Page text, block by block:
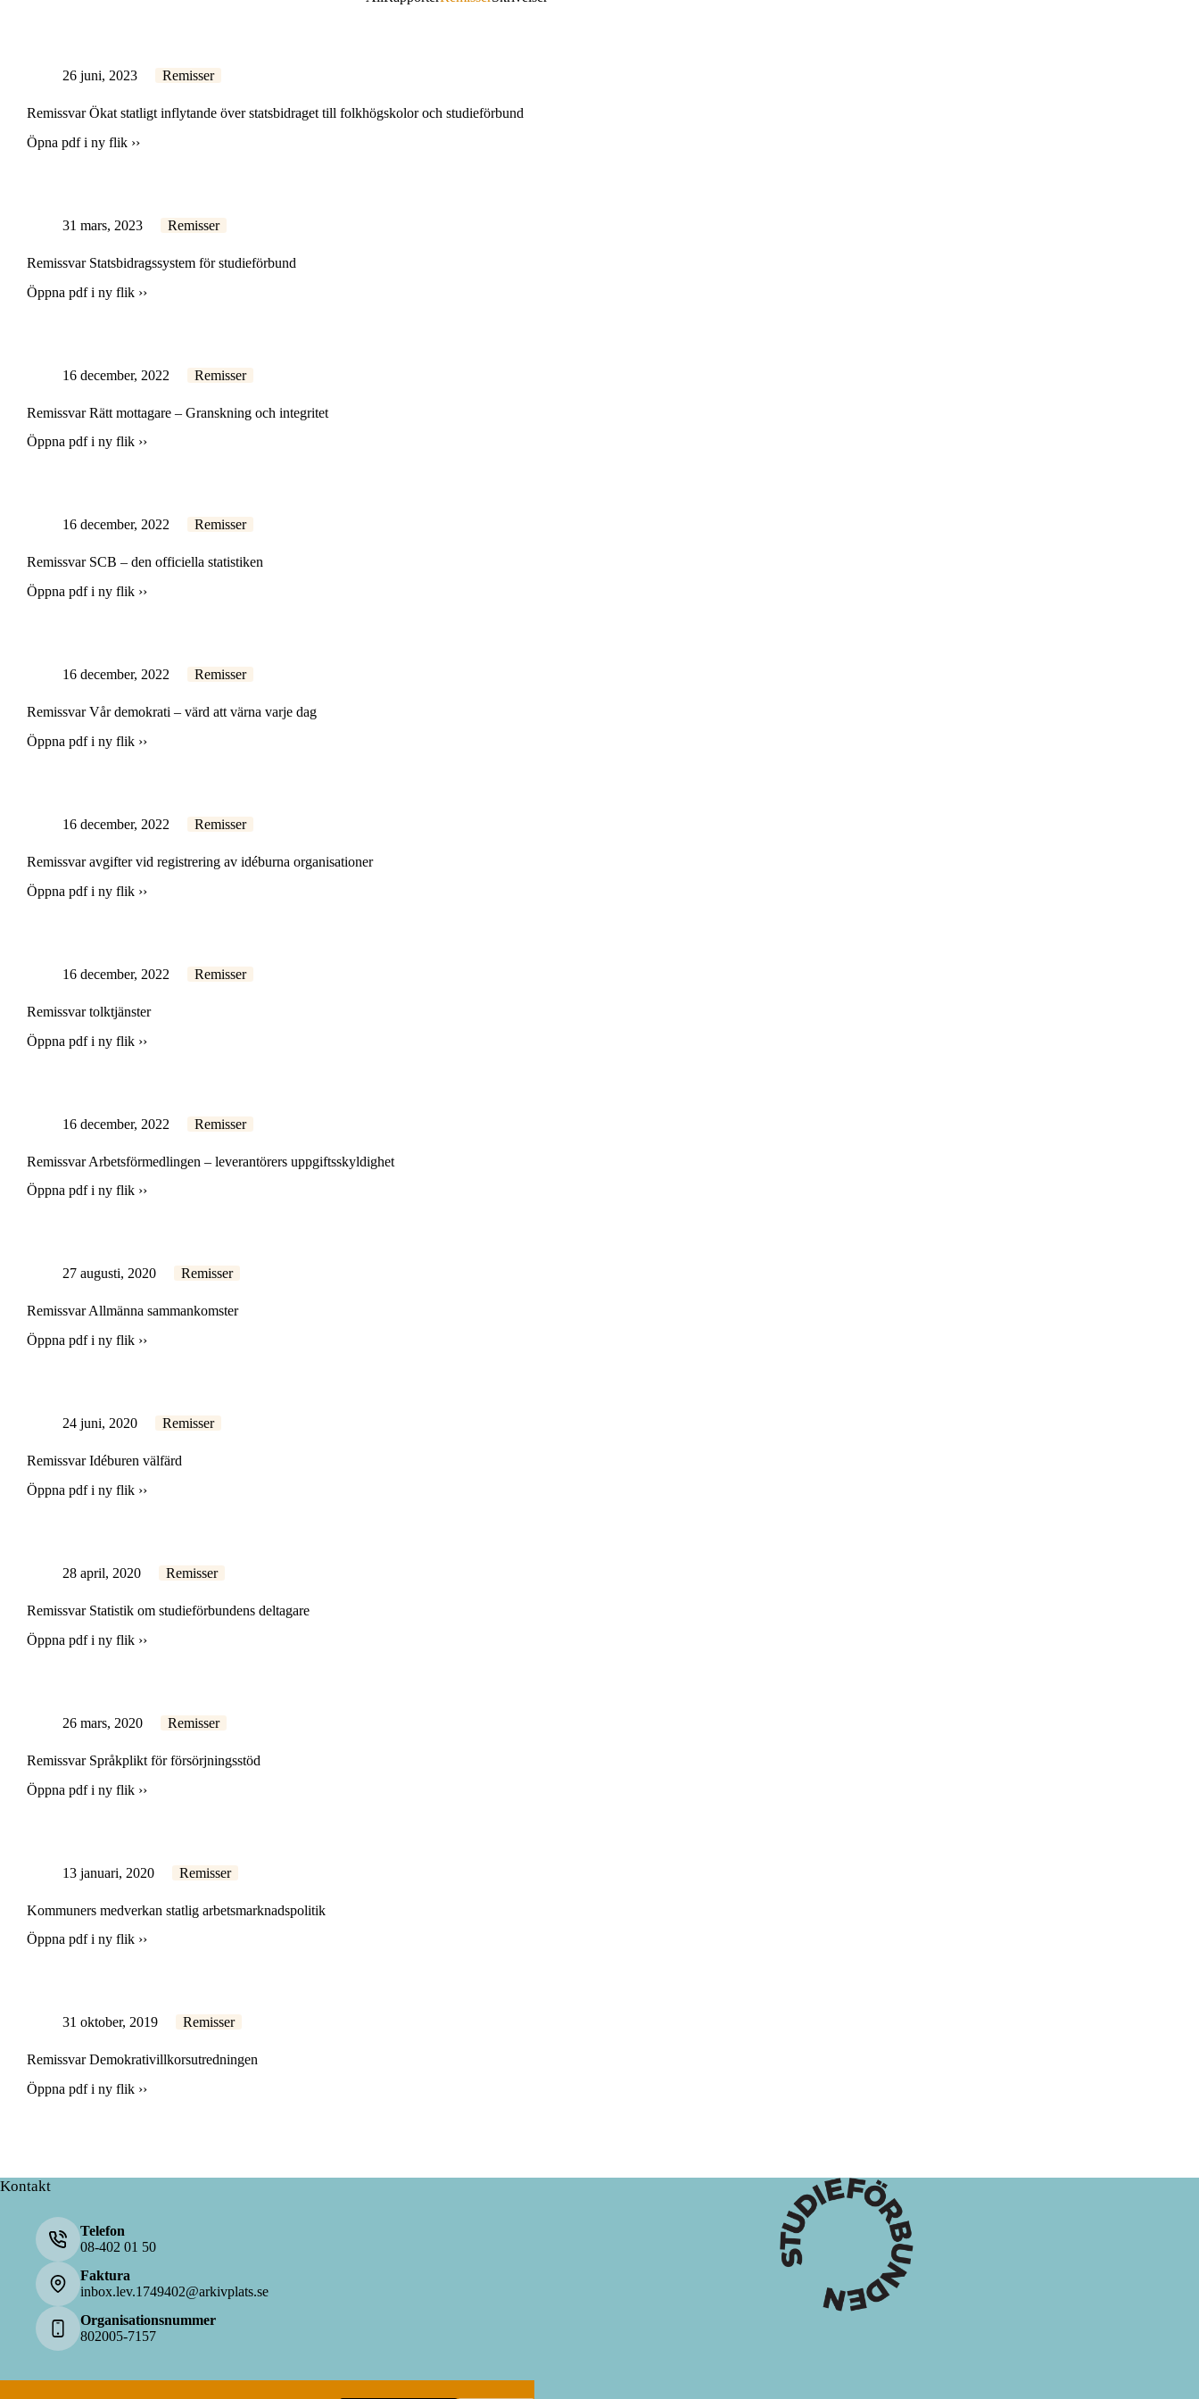
26 juni, 2023 Remisser
Remissvar Ökat statligt inflytande över statsbidraget till folkhögskolor och studieförbund
Öpna pdf i ny flik ››
31 mars, 2023 Remisser
Remissvar Statsbidragssystem för studieförbund
Öppna pdf i ny flik ››
16 december, 2022 Remisser
Remissvar Rätt mottagare – Granskning och integritet
Öppna pdf i ny flik ››
16 december, 2022 Remisser
Remissvar SCB – den officiella statistiken
Öppna pdf i ny flik ››
16 december, 2022 Remisser
Remissvar Vår demokrati – värd att värna varje dag
Öppna pdf i ny flik ››
16 december, 2022 Remisser
Remissvar avgifter vid registrering av idéburna organisationer
Öppna pdf i ny flik ››
16 december, 2022 Remisser
Remissvar tolktjänster
Öppna pdf i ny flik ››
16 december, 2022 Remisser
Remissvar Arbetsförmedlingen – leverantörers uppgiftsskyldighet
Öppna pdf i ny flik ››
27 augusti, 2020 Remisser
Remissvar Allmänna sammankomster
Öppna pdf i ny flik ››
24 juni, 2020 Remisser
Remissvar Idéburen välfärd
Öppna pdf i ny flik ››
28 april, 2020 Remisser
Remissvar Statistik om studieförbundens deltagare
Öppna pdf i ny flik ››
26 mars, 2020 Remisser
Remissvar Språkplikt för försörjningsstöd
Öppna pdf i ny flik ››
13 januari, 2020 Remisser
Kommuners medverkan statlig arbetsmarknadspolitik
Öppna pdf i ny flik ››
31 oktober, 2019 Remisser
Remissvar Demokrativillkorsutredningen
Öppna pdf i ny flik ››
Kontakt
Telefon
08-402 01 50
Faktura
inbox.lev.1749402@arkivplats.se
Organisationsnummer
802005-7157